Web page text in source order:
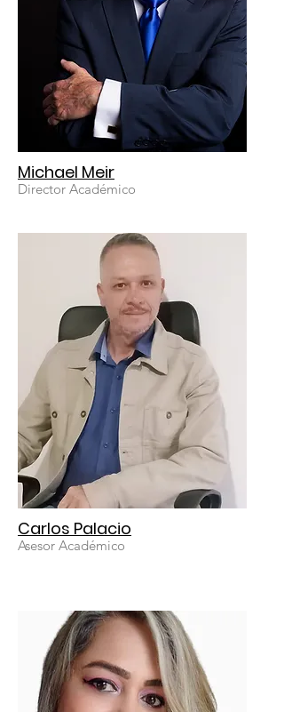
Trabajamos con una mirada
pedagógica que valora el
pensamiento crítico, la
participación, el respeto y la
formación de ciudadanos capaces
de convivir, decidir y transformar
su entorno con responsabilidad y
empatía.
en cada territorio, llevamos el sello
de un trabajo colaborativo, ético y
profundamente humano, guiado
por principios que fortalecen la
convivencia, el diálogo y el sentido
de comunidad.
Michael Meir
Director Académico
Carlos Palacio
Asesor Académico